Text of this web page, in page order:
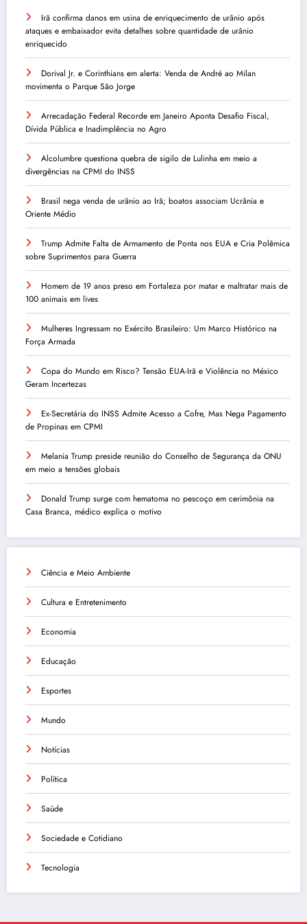
Irã confirma danos em usina de enriquecimento de urânio após
ataques e embaixador evita detalhes sobre quantidade de urânio
enriquecido
Dorival Jr. e Corinthians em alerta: Venda de André ao Milan
movimenta o Parque São Jorge
Arrecadação Federal Recorde em Janeiro Aponta Desafio Fiscal,
Dívida Pública e Inadimplência no Agro
Alcolumbre questiona quebra de sigilo de Lulinha em meio a
divergências na CPMI do INSS
Brasil nega venda de urânio ao Irã; boatos associam Ucrânia e
Oriente Médio
Trump Admite Falta de Armamento de Ponta nos EUA e Cria Polêmica
sobre Suprimentos para Guerra
Homem de 19 anos preso em Fortaleza por matar e maltratar mais de
100 animais em lives
Mulheres Ingressam no Exército Brasileiro: Um Marco Histórico na
Força Armada
Copa do Mundo em Risco? Tensão EUA-Irã e Violência no México
Geram Incertezas
Ex-Secretária do INSS Admite Acesso a Cofre, Mas Nega Pagamento
de Propinas em CPMI
Melania Trump preside reunião do Conselho de Segurança da ONU
em meio a tensões globais
Donald Trump surge com hematoma no pescoço em cerimônia na
Casa Branca, médico explica o motivo
Ciência e Meio Ambiente
Cultura e Entretenimento
Economia
Educação
Esportes
Mundo
Notícias
Política
Saúde
Sociedade e Cotidiano
Tecnologia